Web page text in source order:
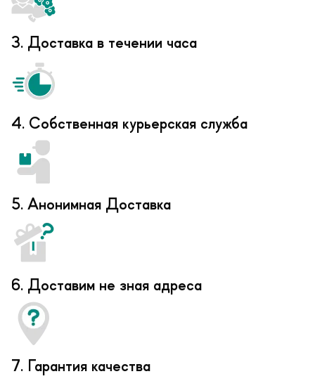
3. Доставка в течении часа
4. Собственная курьерская служба
5. Анонимная Доставка
6. Доставим не зная адреса
7. Гарантия качества